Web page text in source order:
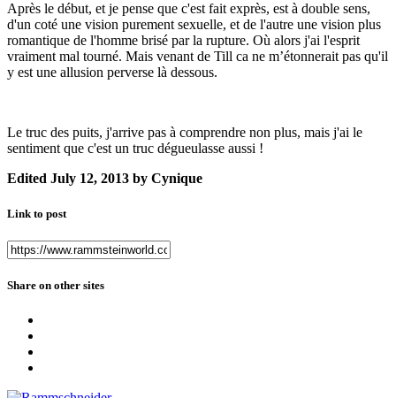
Après le début, et je pense que c'est fait exprès, est à double sens,
d'un coté une vision purement sexuelle, et de l'autre une vision plus
romantique de l'homme brisé par la rupture. Où alors j'ai l'esprit
vraiment mal tourné. Mais venant de Till ca ne m’étonnerait pas qu'il
y est une allusion perverse là dessous.
Le truc des puits, j'arrive pas à comprendre non plus, mais j'ai le
sentiment que c'est un truc dégueulasse aussi !
Edited July 12, 2013 by Cynique
Link to post
Share on other sites